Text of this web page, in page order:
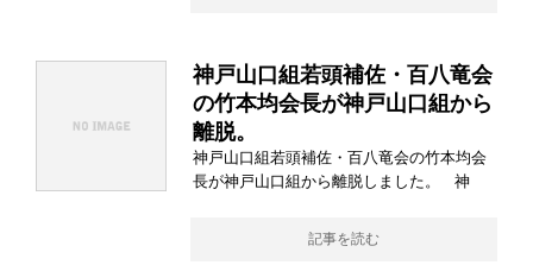
神戸山口組若頭補佐・百八竜会
の竹本均会長が神戸山口組から
離脱。
神戸山口組若頭補佐・百八竜会の竹本均会
長が神戸山口組から離脱しました。 神
記事を読む